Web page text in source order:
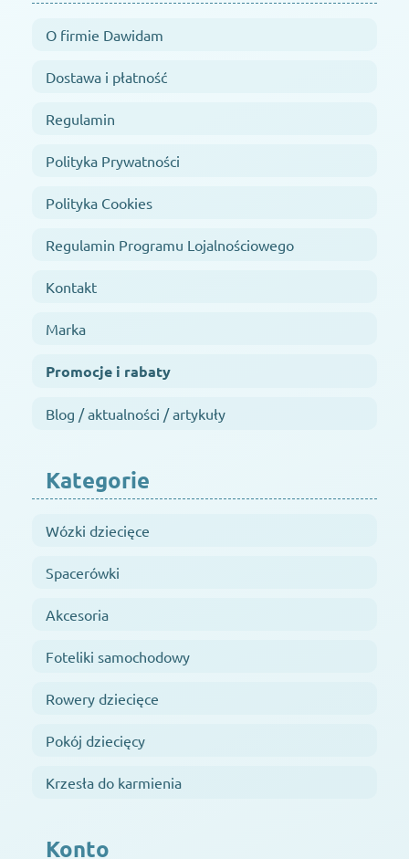
O firmie Dawidam
Dostawa i płatność
Regulamin
Polityka Prywatności
Polityka Cookies
Regulamin Programu Lojalnościowego
Kontakt
Marka
Promocje i rabaty
Blog / aktualności / artykuły
Kategorie
Wózki dziecięce
Spacerówki
Akcesoria
Foteliki samochodowy
Rowery dziecięce
Pokój dziecięcy
Krzesła do karmienia
Konto